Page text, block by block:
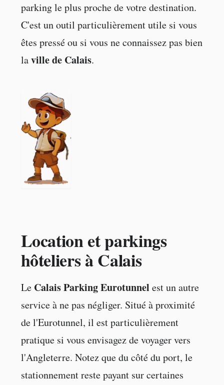
parking le plus proche de votre destination.
C'est un outil particulièrement utile si vous
êtes pressé ou si vous ne connaissez pas bien
laville de Calais.
Location et parkings
hôteliers à Calais
Le Calais Parking Eurotunnel est un autre
service à ne pas négliger. Situé à proximité
de l'Eurotunnel, il est particulièrement
pratique si vous envisagez de voyager vers
l'Angleterre. Notez que du côté du port, le
stationnement reste payant sur certaines